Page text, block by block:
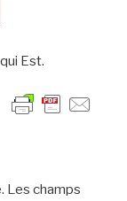
Est.
Les champs